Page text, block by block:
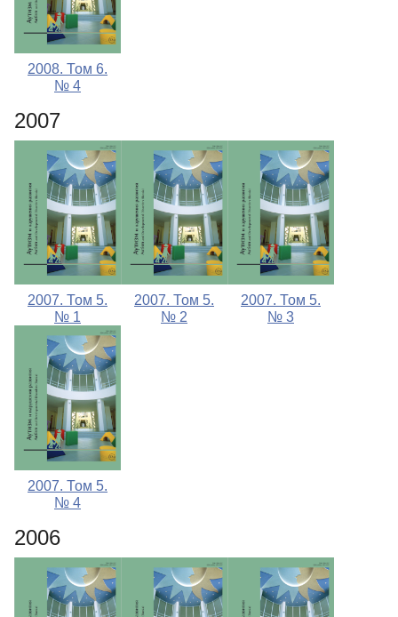
2008. Том 6.
№ 4
2007
2007. Том 5.
№ 1
2007. Том 5.
№ 2
2007. Том 5.
№ 3
2007. Том 5.
№ 4
2006